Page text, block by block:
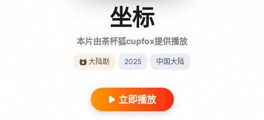
坐标
本片由茶杯狐cupfox提供播放
大陆剧 2025 中国大陆
立即播放